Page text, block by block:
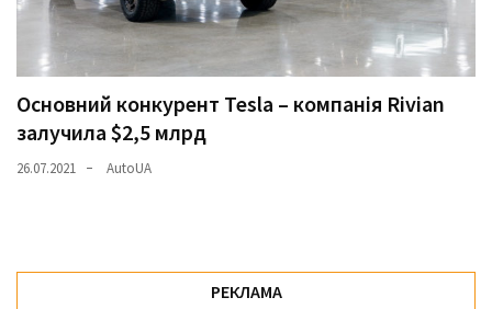
Основний конкурент Tesla – компанія Rivian
залучила $2,5 млрд
26.07.2021 AutoUA
РЕКЛАМА